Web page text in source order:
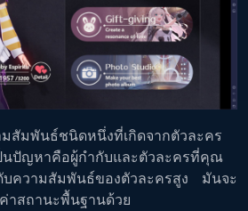
สัมพันธ์ชนิดหนึ่งที่เกิดจากตัวละคร
นปัญหาคือผู้กำกับและตัวละครที่คุณ
บความสัมพันธ์ของตัวละครสูง มันจะ
ค่าสถานะพื้นฐานด้วย